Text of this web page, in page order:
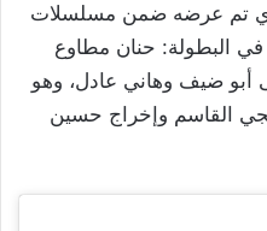
تم عرضه ضمن مسلسلات
وشاركهما في البطولة: حنان مطاوع
أبو ضيف وهاني عادل، وهو
القاسم وإخراج حسين